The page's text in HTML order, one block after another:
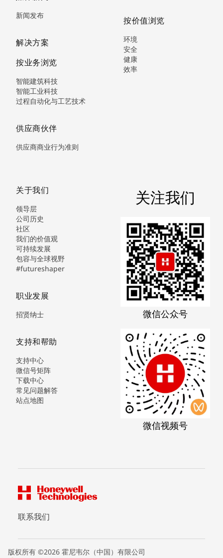
新闻发布
解决方案
按业务浏览
智能建筑科技
智能工业科技
过程自动化与工艺技术
供应商伙伴
供应商商业行为准则
按价值浏览
环境
安全
健康
效率
关于我们
领导层
公司历史
社区
我们的价值观
可持续发展
包容与全球视野
#futureshaper
职业发展
招贤纳士
支持和帮助
支持中心
微信号矩阵
下载中心
常见问题解答
站点地图
关注我们
微信公众号
微信视频号
联系我们
版权所有 ©2026 霍尼韦尔（中国）有限公司